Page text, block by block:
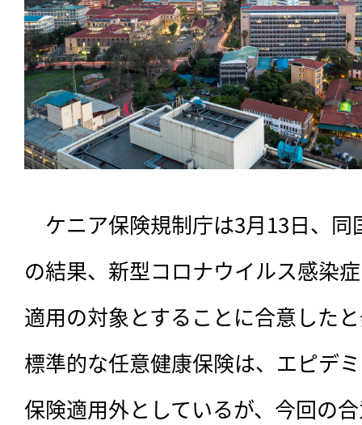
ケニア保険規制庁は3月13日、同
の結果、新型コロナウイルス感染
適用の対象とすることに合意した
標準的な任意健康保険は、エピデ
保険適用外としているが、今回の